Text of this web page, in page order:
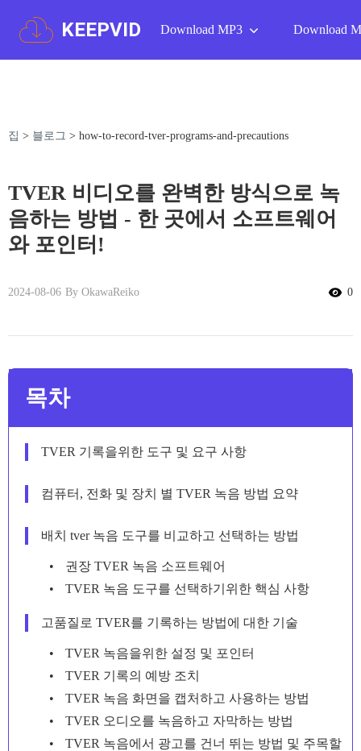
KEEPVID Download MP3 Download
집 > 블로그 > how-to-record-tver-programs-and-precautions
TVER 비디오를 완벽한 방식으로 녹
음하는 방법 - 한 곳에서 소프트웨어
와 포인터!
2024-08-06 By OkawaReiko 0
목차
TVER 기록을위한 도구 및 요구 사항
컴퓨터, 전화 및 장치 별 TVER 녹음 방법 요약
배치 tver 녹음 도구를 비교하고 선택하는 방법
권장 TVER 녹음 소프트웨어
TVER 녹음 도구를 선택하기위한 핵심 사항
고품질로 TVER를 기록하는 방법에 대한 기술
TVER 녹음을위한 설정 및 포인터
TVER 기록의 예방 조치
TVER 녹음 화면을 캡처하고 사용하는 방법
TVER 오디오를 녹음하고 자막하는 방법
TVER 녹음에서 광고를 건너 뛰는 방법 및 주목할